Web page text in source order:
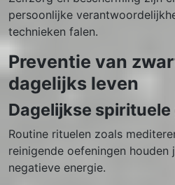
persoonlijke
technieken falen.
Preventie van
dagelijks leven
Dagelijkse
Routine rituelen zoals
reinigende oefeningen houden
negatieve energie.